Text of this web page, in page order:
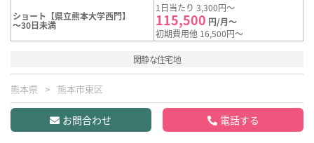
ショート【県立熊本大学西門】
～30日未満
1日当たり 3,300円～
115,500 円/月～
初期費用他 16,500円～
閑静な住宅地
熊本県 熊本市東区
お問合わせ 電話する